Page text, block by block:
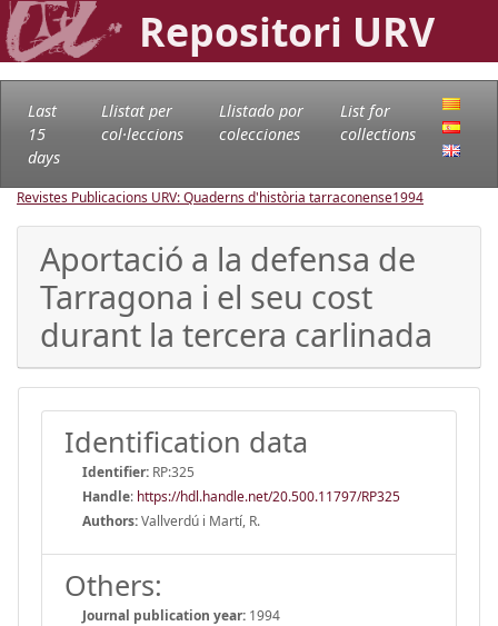
Repositori URV
Last
15
days
Llistat per
col·leccions
Llistado por
colecciones
List for
collections
Revistes Publicacions URV: Quaderns d'història tarraconense1994
Aportació a la defensa de
Tarragona i el seu cost
durant la tercera carlinada
Identification data
Identifier: RP:325
Handle: https://hdl.handle.net/20.500.11797/RP325
Authors:Vallverdú i Martí, R.
Others:
Journal publication year: 1994